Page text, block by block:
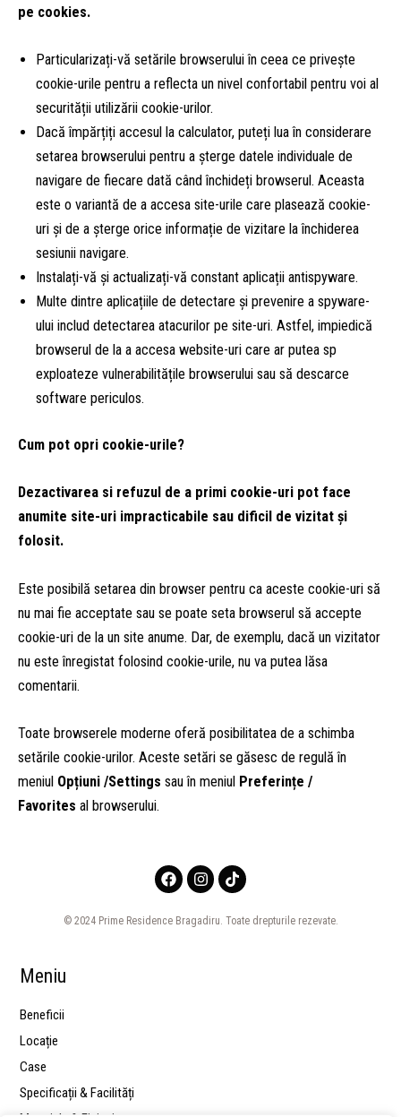
pe cookies.
Particularizați-vă setările browserului în ceea ce privește
cookie-urile pentru a reflecta un nivel confortabil pentru voi al
securității utilizării cookie-urilor.
Dacă împărțiți accesul la calculator, puteți lua în considerare
setarea browserului pentru a șterge datele individuale de
navigare de fiecare dată când închideți browserul. Aceasta
este o variantă de a accesa site-urile care plasează cookie-
uri și de a șterge orice informație de vizitare la închiderea
sesiunii navigare.
Instalați-vă și actualizați-vă constant aplicații antispyware.
Multe dintre aplicațiile de detectare și prevenire a spyware-
ului includ detectarea atacurilor pe site-uri. Astfel, impiedică
browserul de la a accesa website-uri care ar putea sp
exploateze vulnerabilitățile browserului sau să descarce
software periculos.
Cum pot opri cookie-urile?
Dezactivarea si refuzul de a primi cookie-uri pot face
anumite site-uri impracticabile sau dificil de vizitat și
folosit.
Este posibilă setarea din browser pentru ca aceste cookie-uri să
nu mai fie acceptate sau se poate seta browserul să accepte
cookie-uri de la un site anume. Dar, de exemplu, dacă un vizitator
nu este înregistat folosind cookie-urile, nu va putea lăsa
comentarii.
Toate browserele moderne oferă posibilitatea de a schimba
setările cookie-urilor. Aceste setări se găsesc de regulă în
meniul Opțiuni /Settings sau în meniul Preferințe /
Favorites al browserului.
F
a
e
I
n
t
T
i
t
© 2024 Prime Residence Bragadiru. Toate drepturile rezevate.
Meniu
Beneficii
Locație
Case
Specificații & Facilități